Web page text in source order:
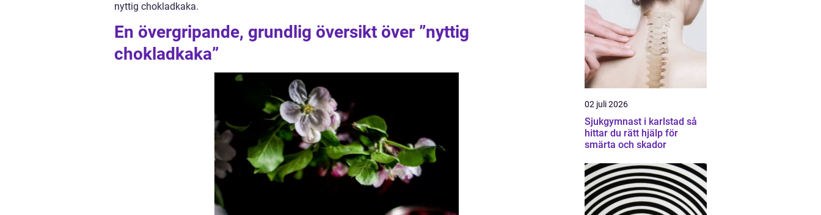
nyttig chokladkaka.
En övergripande, grundlig översikt över ”nyttig
chokladkaka”
02 juli 2026
Sjukgymnast i karlstad så
hittar du rätt hjälp för
smärta och skador